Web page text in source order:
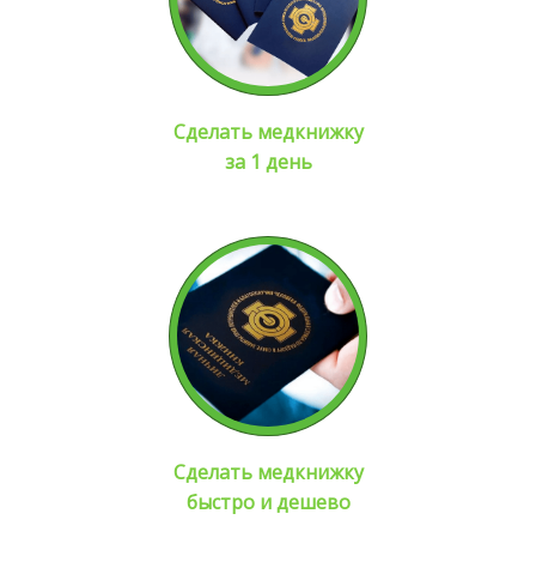
Сделать медкнижку
за 1 день
Сделать медкнижку
быстро и дешево